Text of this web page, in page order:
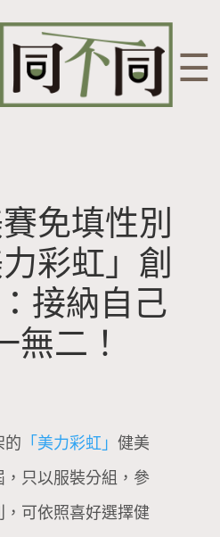
☰
免填性別
彩虹」創
接納自己
無二！
的 「美力彩虹」 健美
只以服裝分組，參
可依照喜好選擇健